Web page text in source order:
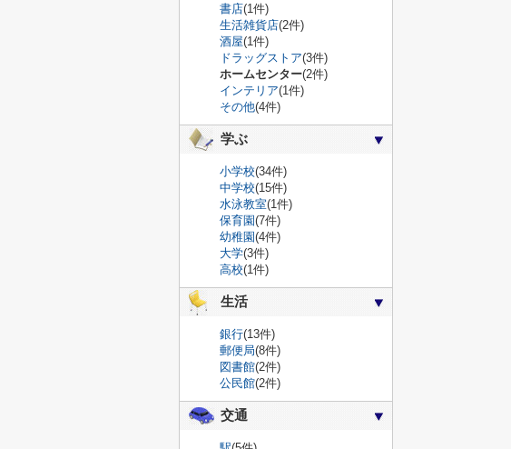
書店(1件)
生活雑貨店(2件)
酒屋(1件)
ドラッグストア(3件)
ホームセンター(2件)
インテリア(1件)
その他(4件)
学ぶ
小学校(34件)
中学校(15件)
水泳教室(1件)
保育園(7件)
幼稚園(4件)
大学(3件)
高校(1件)
生活
銀行(13件)
郵便局(8件)
図書館(2件)
公民館(2件)
交通